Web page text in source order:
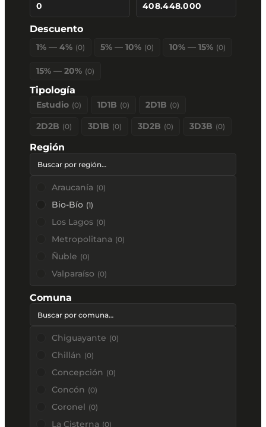
0 408.448.000
Descuento
1% — 4% (0) 5% — 10% (0) 10% — 15% (0)
15% — 20% (0)
Tipología
Estudio (0) 1D1B (0) 2D1B (0)
2D2B (0) 3D1B (0) 3D2B (0) 3D3B (0)
Región
Araucanía (0)
Bio-Bío (1)
Los Lagos (0)
Metropolitana (0)
Ñuble (0)
Valparaíso (0)
Comuna
Chiguayante (0)
Chillán (0)
Concepción (0)
Concón (0)
Coronel (0)
La Cisterna (0)